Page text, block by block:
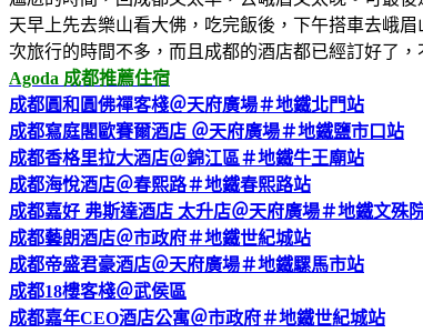
天早上先去樂山看大佛，吃完飯後，下午搭車去峨
次旅行的時間不多，而且成都的酒店都已經訂好了
Agoda 成都推薦住宿
成都圓和圓佛禪客棧＠天府廣場＃地鐵北門站
成都寫庭閣歐賽爾酒店 ＠天府廣場＃地鐵鹽市口站
成都香格里拉大酒店＠錦江區＃地鐵牛王廟站
成都海悅酒店＠春熙路＃地鐵春熙路站
成都嘉好 弗斯達酒店 太升店＠天府廣場＃地鐵文殊
成都藝朗酒店＠市政府＃地鐵世紀城站
成都帝盛君豪酒店＠天府廣場＃地鐵騾馬市站
成都18樓客棧＠武侯區
成都嘉年CEO酒店公寓＠市政府＃地鐵世紀城站